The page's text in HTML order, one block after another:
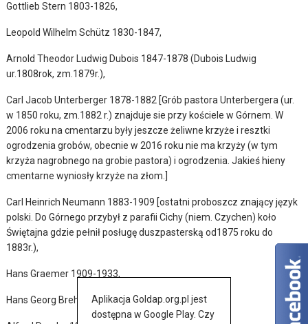
Gottlieb Stern 1803-1826,
Leopold Wilhelm Schütz 1830-1847,
Arnold Theodor Ludwig Dubois 1847-1878 (Dubois Ludwig
ur.1808rok, zm.1879r.),
Carl Jacob Unterberger 1878-1882 [Grób pastora Unterbergera (ur.
w 1850 roku, zm.1882 r.) znajduje sie przy kościele w Górnem. W
2006 roku na cmentarzu były jeszcze żeliwne krzyże i resztki
ogrodzenia grobów, obecnie w 2016 roku nie ma krzyży (w tym
krzyża nagrobnego na grobie pastora) i ogrodzenia. Jakieś hieny
cmentarne wyniosły krzyże na złom.]
Carl Heinrich Neumann 1883-1909 [ostatni proboszcz znający język
polski. Do Górnego przybył z parafii Cichy (niem. Czychen) koło
Świętajna gdzie pełnił posługę duszpasterską od1875 roku do
1883r.),
Hans Graemer 1909-1933,
Hans Georg Brehm 1934-1937,Aplikacja Goldap.org.pl jest
dostępna w Google Play. Czy